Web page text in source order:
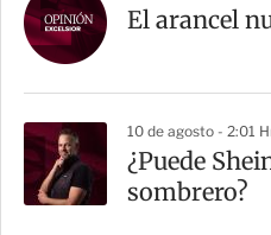
El arancel
10 de agosto - 2:01
¿Puede
sombrero?